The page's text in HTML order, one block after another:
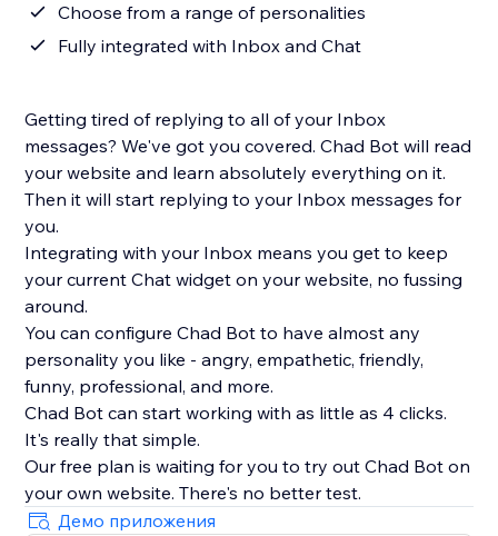
Choose from a range of personalities
Fully integrated with Inbox and Chat
Getting tired of replying to all of your Inbox
messages? We've got you covered. Chad Bot will read
your website and learn absolutely everything on it.
Then it will start replying to your Inbox messages for
you.
Integrating with your Inbox means you get to keep
your current Chat widget on your website, no fussing
around.
You can configure Chad Bot to have almost any
personality you like - angry, empathetic, friendly,
funny, professional, and more.
Chad Bot can start working with as little as 4 clicks.
It's really that simple.
Our free plan is waiting for you to try out Chad Bot on
your own website. There's no better test.
Демо приложения